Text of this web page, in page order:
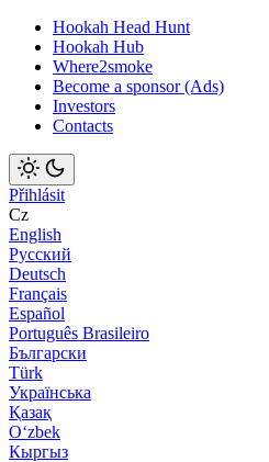
Hookah Head Hunt
Hookah Hub
Where2smoke
Become a sponsor (Ads)
Investors
Contacts
Přihlásit
Cz
English
Русский
Deutsch
Français
Español
Português Brasileiro
Български
Türk
Українська
Қазақ
Оʻzbek
Кыргыз